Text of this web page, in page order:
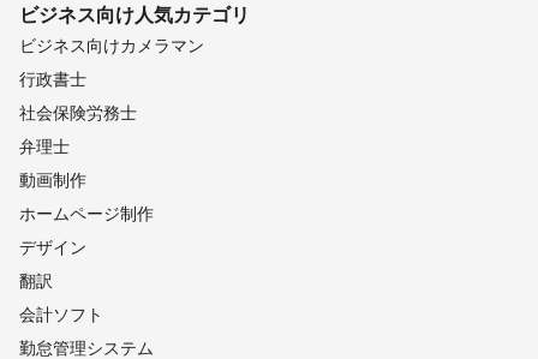
ビジネス向け人気カテゴリ
ビジネス向けカメラマン
行政書士
社会保険労務士
弁理士
動画制作
ホームページ制作
デザイン
翻訳
会計ソフト
勤怠管理システム